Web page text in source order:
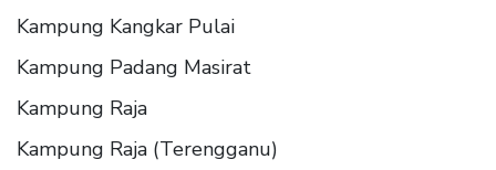
Kampung Kangkar Pulai
Kampung Padang Masirat
Kampung Raja
Kampung Raja (Terengganu)